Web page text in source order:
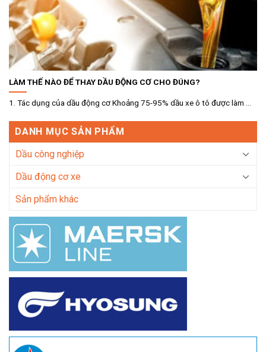
LÀM THẾ NÀO ĐỂ THAY DẦU ĐỘNG CƠ CHO ĐÚNG?
1. Tác dụng của dầu động cơ Khoảng 75-95% dầu xe ô tô được làm ...
DANH MỤC SẢN PHẨM
Dầu công nghiệp
Dầu động cơ xe
Sản phẩm khác